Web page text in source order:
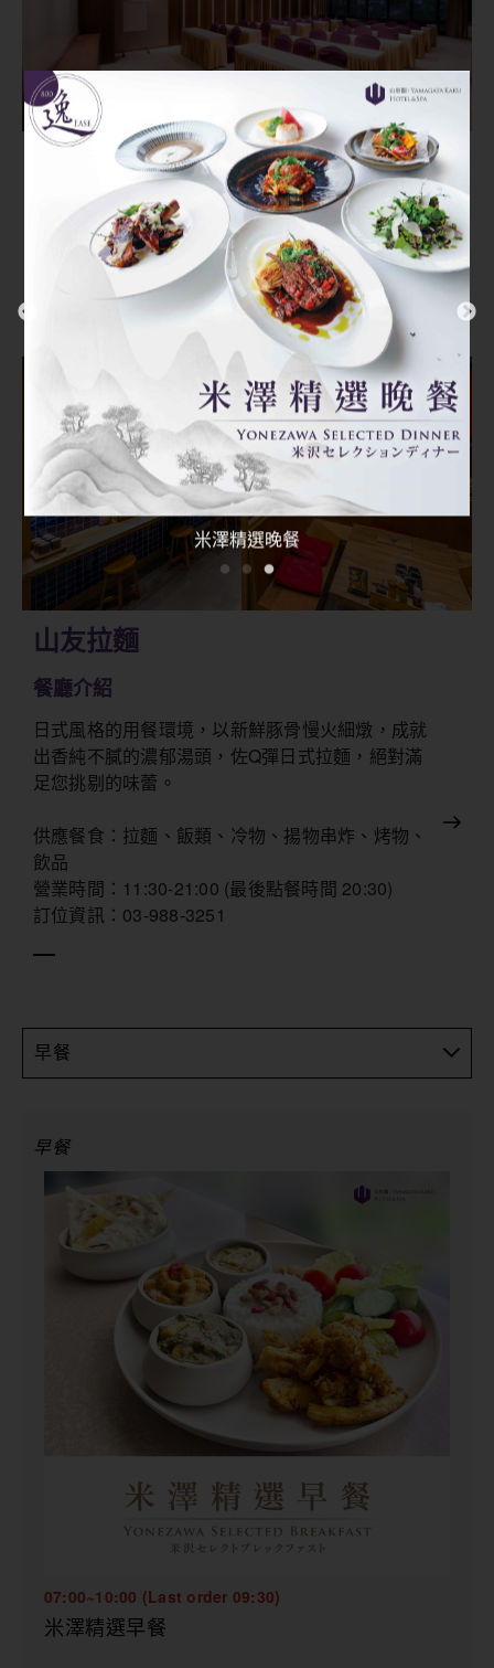
會議專案
提供多樣完整的會議設備，讓您度假與會議沒煩
山友拉麵
餐廳介紹
日式風格的用餐環境，以新鮮豚骨慢火細燉，成就
出香純不膩的濃郁湯頭，佐Q彈日式拉麵，絕對滿
足您挑剔的味蕾。
供應餐食：拉麵、飯類、冷物、揚物串炸、烤物、
飲品
營業時間：11:30-21:00 (最後點餐時間 20:30)
訂位資訊：03-988-3251
早餐
早餐
07:00~10:00 (Last order 09:30)
米澤精選早餐
米澤精選晚餐